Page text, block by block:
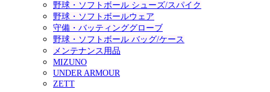
野球・ソフトボール シューズ/スパイク
野球・ソフトボールウェア
守備・バッティンググローブ
野球・ソフトボール バッグ/ケース
メンテナンス用品
MIZUNO
UNDER ARMOUR
ZETT